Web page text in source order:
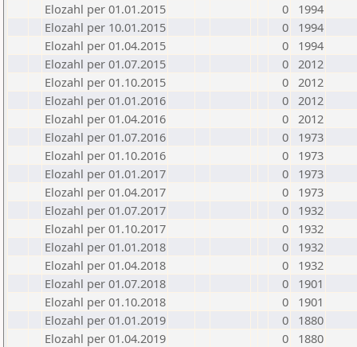
Elozahl per 01.01.2015
0
1994
Elozahl per 10.01.2015
0
1994
Elozahl per 01.04.2015
0
1994
Elozahl per 01.07.2015
0 2012
Elozahl per 01.10.2015
0 2012
Elozahl per 01.01.2016
0 2012
Elozahl per 01.04.2016
0 2012
Elozahl per 01.07.2016
0
1973
Elozahl per 01.10.2016
0
1973
Elozahl per 01.01.2017
0
1973
Elozahl per 01.04.2017
0
1973
Elozahl per 01.07.2017
0
1932
Elozahl per 01.10.2017
0
1932
Elozahl per 01.01.2018
0
1932
Elozahl per 01.04.2018
0
1932
Elozahl per 01.07.2018
0
1901
Elozahl per 01.10.2018
0
1901
Elozahl per 01.01.2019
0
1880
Elozahl per 01.04.2019
0
1880